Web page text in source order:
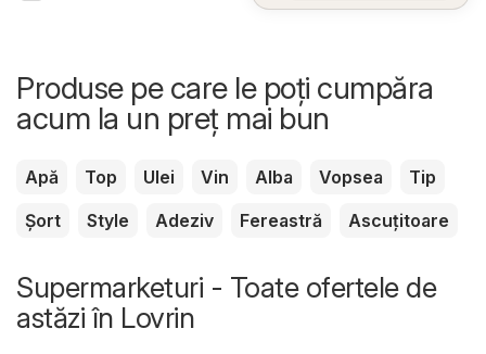
Produse pe care le poți cumpăra
acum la un preț mai bun
Apă Top Ulei Vin Alba Vopsea
Tip
Șort
Style Adeziv Fereastră Ascuțitoare
Supermarketuri - Toate ofertele de
astăzi în Lovrin